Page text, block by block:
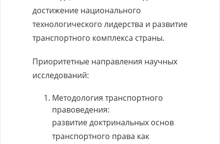
достижение национального
технологического лидерства и развитие
транспортного комплекса страны.
Приоритетные направления научных
исследований:
Методология транспортного
правоведения:
развитие доктринальных основ
транспортного права как